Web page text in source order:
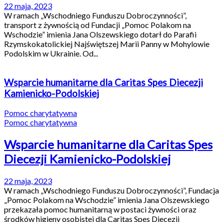
22 maja, 2023
W ramach „Wschodniego Funduszu Dobroczynności”,
transport z żywnością od Fundacji „Pomoc Polakom na
Wschodzie” imienia Jana Olszewskiego dotarł do Parafii
Rzymskokatolickiej Najświętszej Marii Panny w Mohylowie
Podolskim w Ukrainie. Od...
Wsparcie humanitarne dla Caritas Spes Diecezji
Kamienicko-Podolskiej
Pomoc charytatywna
Pomoc charytatywna
Wsparcie humanitarne dla Caritas Spes
Diecezji Kamienicko-Podolskiej
22 maja, 2023
W ramach „Wschodniego Funduszu Dobroczynności”, Fundacja
„Pomoc Polakom na Wschodzie” imienia Jana Olszewskiego
przekazała pomoc humanitarną w postaci żywności oraz
środków higieny osobistej dla Caritas Spes Diecezji